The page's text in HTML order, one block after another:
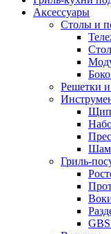
Аксессуары
Столы и
Решетки и
Гриль-